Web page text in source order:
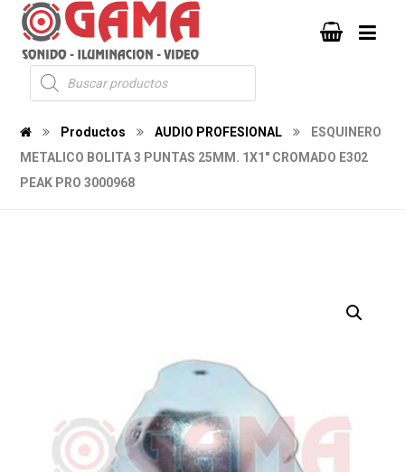
Productos AUDIO PROFESIONAL
ESQUINERO
METALICO BOLITA 3 PUNTAS 25MM. 1X1" CROMADO E302
PEAK PRO 3000968